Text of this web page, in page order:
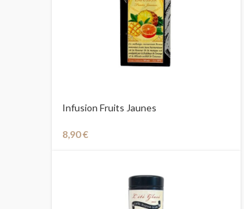
Infusion Fruits Jaunes
8,90€